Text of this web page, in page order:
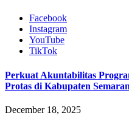
Facebook
Instagram
YouTube
TikTok
Perkuat Akuntabilitas
Protas di Kabupaten
December 18, 2025